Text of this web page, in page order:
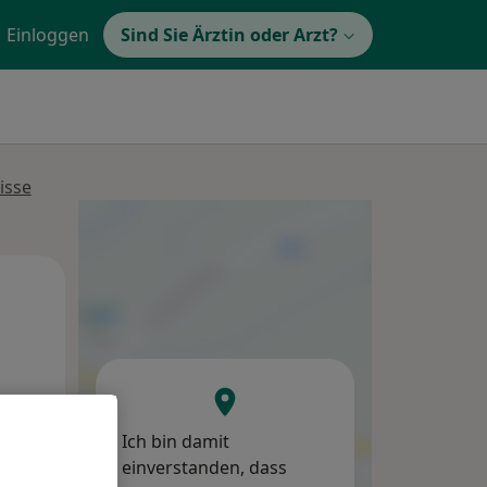
Einloggen Sind Sie Ärztin oder Arzt?
Ich bin damit
einverstanden, dass